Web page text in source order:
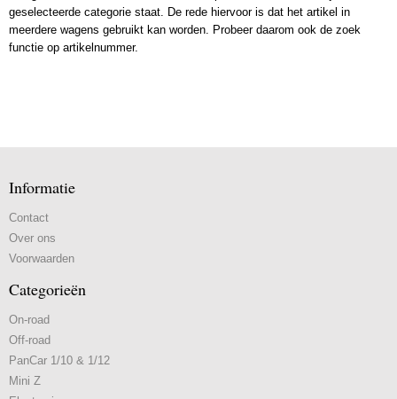
geselecteerde categorie staat. De rede hiervoor is dat het artikel in
meerdere wagens gebruikt kan worden. Probeer daarom ook de zoek
functie op artikelnummer.
Informatie
Contact
Over ons
Voorwaarden
Categorieën
On-road
Off-road
PanCar 1/10 & 1/12
Mini Z